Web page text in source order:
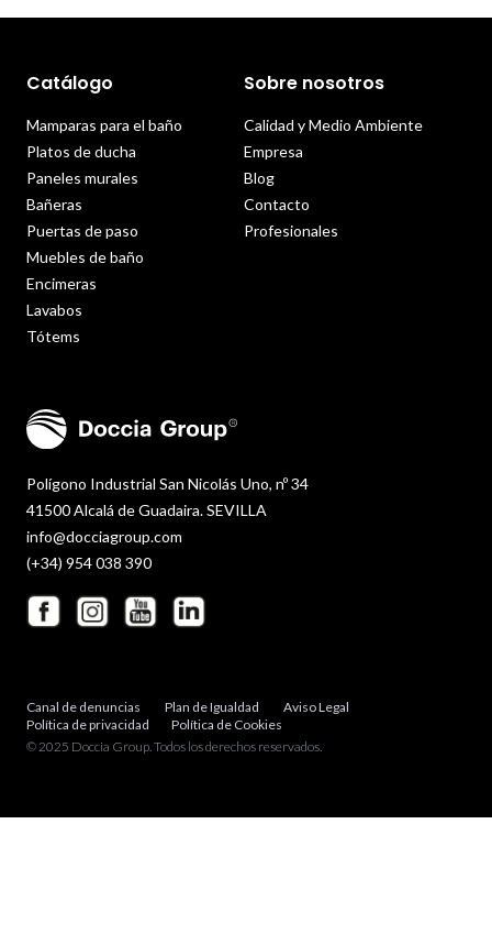
Polígono Industrial San Nicolás Uno, nº 34
41500 Alcalá de Guadaira. SEVILLA
info@docciagroup.com
(+34) 954 038 390
Catálogo
Mamparas para el baño
Platos de ducha
Paneles murales
Bañeras
Puertas de paso
Muebles de baño
Encimeras
Lavabos
Tótems
Sobre nosotros
Calidad y Medio Ambiente
Empresa
Blog
Contacto
Profesionales
Canal de denuncias Plan de Igualdad
Aviso Legal
Política de privacidad
Política de Cookies
© 2025 Doccia Group. Todos los derechos reservados.